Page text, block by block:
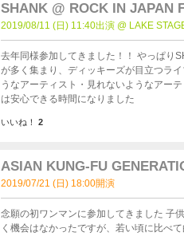
SHANK @ ROCK IN JAPAN
2019/08/11 (日) 11:40出演 @ LAKE
去年同様参加してきました！！ やっぱりSHANKは最高です。ついにステージを大きなステージに変わり、パンクキッズ
が多く集まり、ディッキーズが目立つライブハウスのような会場で
うなアーティスト・見れないようなアー
は安心できる時間になりました
いいね！ 2
ASIAN KUNG-FU
2019/07/21 (日) 18:00開演
念願の初ワンマンに参加してきました 子供の頃から耳にしてきたアーティストで、新譜ツアーという事で往年の名曲を聞
く機会はなかったですが、若い頃に比べ